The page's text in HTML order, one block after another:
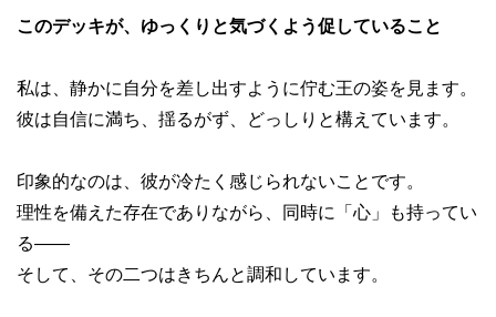
このデッキが、ゆっくりと気づくよう促していること
私は、静かに自分を差し出すように佇む王の姿を見ます。
彼は自信に満ち、揺るがず、どっしりと構えています。
印象的なのは、彼が冷たく感じられないことです。
理性を備えた存在でありながら、同時に「心」も持ってい
る——
そして、その二つはきちんと調和しています。